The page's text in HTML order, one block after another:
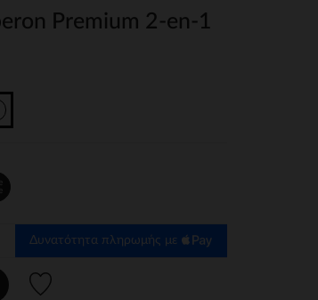
Premium 2-en-1
Δυνατότητα πληρωμής με